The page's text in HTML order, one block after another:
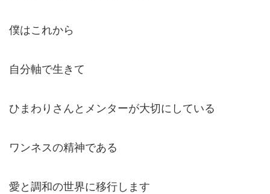
僕はこれから
自分軸で生きて
ひまわりさんとメンターが大切にしている
ワンネスの精神である
愛と調和の世界に移行します